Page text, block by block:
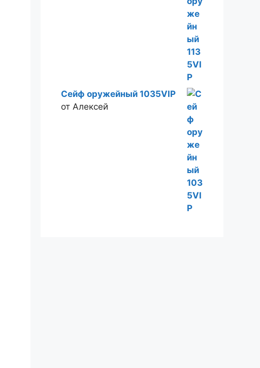
Сейф оружейный 1035VIP
от Алексей